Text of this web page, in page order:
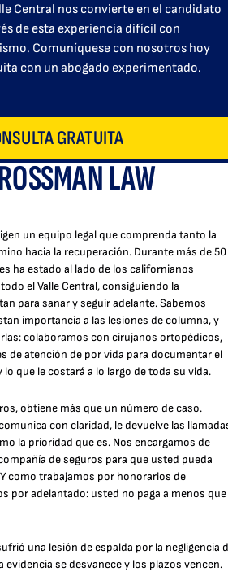
Central nos convierte en el candidato
de esta experiencia difícil con
Comuníquese con nosotros hoy
con un abogado experimentado.
GRATUITA
LAW
un equipo legal que comprenda tanto la
hacia la recuperación. Durante más de 50
ha estado al lado de los californianos
el Valle Central, consiguiendo la
para sanar y seguir adelante. Sabemos
importancia a las lesiones de columna, y
colaboramos con cirujanos ortopédicos,
de atención de por vida para documentar el
que le costará a lo largo de toda su vida.
obtiene más que un número de caso.
con claridad, le devuelve las
la prioridad que es. Nos encargamos de
de seguros para que usted pueda
como trabajamos por honorarios de
por adelantado: usted no paga a menos que
una lesión de espalda por la negligencia
evidencia se desvanece y los plazos vencen.